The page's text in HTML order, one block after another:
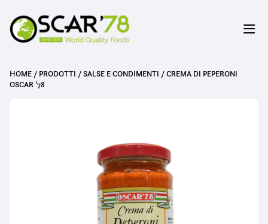
HOME / PRODOTTI /SALSE E CONDIMENTI /CREMA DI PEPERONI
OSCAR ’78